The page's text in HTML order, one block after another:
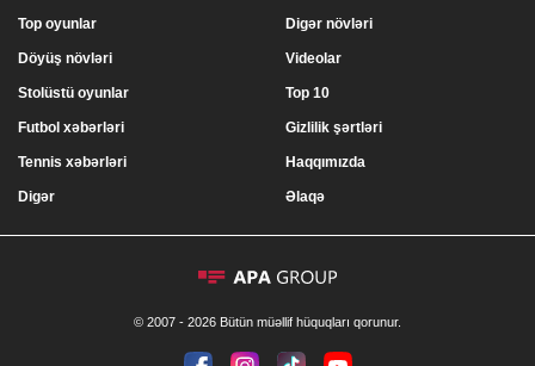
Top oyunlar
Döyüş növləri
Stolüstü oyunlar
Digər növləri
Videolar
Top 10
Futbol xəbərləri
Tennis xəbərləri
Digər
Gizlilik şərtləri
Haqqımızda
Əlaqə
© 2007 - 2026 Bütün müəllif hüquqları qorunur.